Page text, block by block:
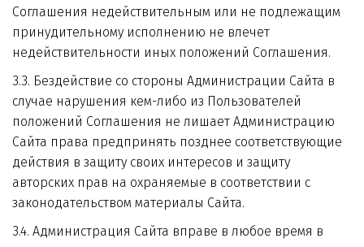
Соглашения недействительным или не подлежащим
принудительному исполнению не влечет
недействительности иных положений Соглашения.
3.3. Бездействие со стороны Администрации Сайта в
случае нарушения кем-либо из Пользователей
положений Соглашения не лишает Администрацию
Сайта права предпринять позднее соответствующие
действия в защиту своих интересов и защиту
авторских прав на охраняемые в соответствии с
законодательством материалы Сайта.
3.4. Администрация Сайта вправе в любое время в